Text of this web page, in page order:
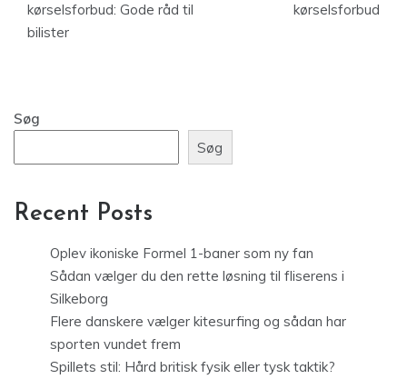
kørselsforbud: Gode råd til
bilister
kørselsforbud
Søg
Søg
Recent Posts
Oplev ikoniske Formel 1-baner som ny fan
Sådan vælger du den rette løsning til fliserens i
Silkeborg
Flere danskere vælger kitesurfing og sådan har
sporten vundet frem
Spillets stil: Hård britisk fysik eller tysk taktik?